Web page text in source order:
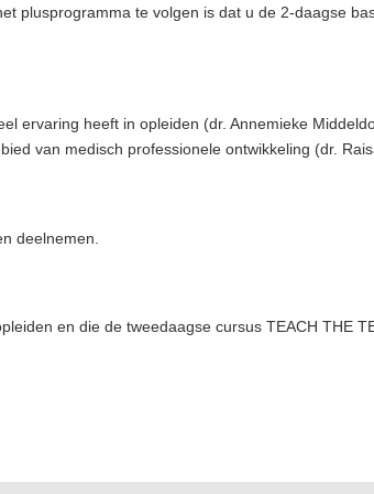
plusprogramma te volgen is dat u de 2-daagse
ervaring heeft in opleiden (dr. Annemieke
van medisch professionele ontwikkeling (dr.
deelnemen.
en die de tweedaagse cursus TEACH THE